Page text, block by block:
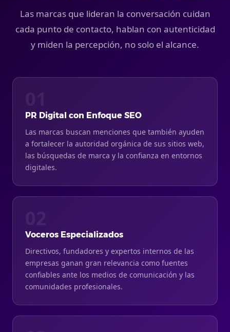
Las marcas que lideran la conversación cuidan
cada punto de contacto, hablan con autenticidad
y miden la percepción, no solo el alcance.
PR Digital con Enfoque SEO
Las marcas buscan menciones que también ayuden
a fortalecer la autoridad orgánica de sus sitios web,
las búsquedas de marca y la confianza en entornos
digitales.
Voceros Especializados
Directivos, fundadores y expertos internos de las
empresas ganan gran relevancia como fuentes
confiables ante los medios de comunicación y las
comunidades profesionales.